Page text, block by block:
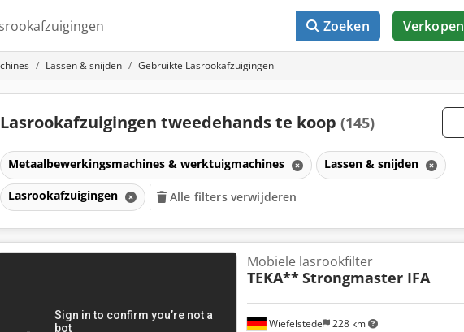
Zoeken Verkopen
Lassen & snijden Gebruikte Lasrookafzuigingen
Lasrookafzuigingen tweedehands te koop (145)
Metaalbewerkingsmachines & werktuigmachines Lassen & snijden
Lasrookafzuigingen Alle filters verwijderen
Wiefelstede 228 km
Mobiele lasrookfilter
TEKA**Strongmaster IFA